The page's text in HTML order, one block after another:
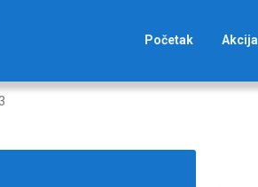
Početak Akcija